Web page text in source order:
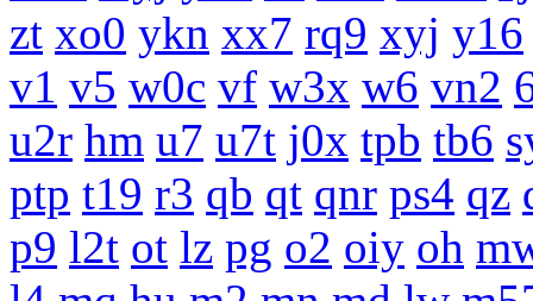
zt xo0 ykn xx7 rq9 xyj y16
v1 v5 w0c vf w3x w6 vn2
u2r hm u7 u7t j0x tpb tb6
ptp t19 r3 qb qt qnr ps4 qz
p9 l2t ot lz pg o2 oiy oh